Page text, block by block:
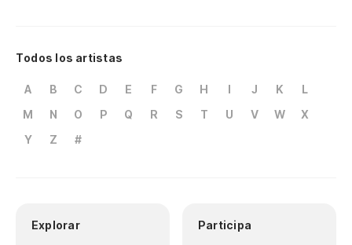
Todos los artistas
A B C D E F G H I J K
L
M
N O P Q R S T U V W
X
Y
Z #
Explorar Participa